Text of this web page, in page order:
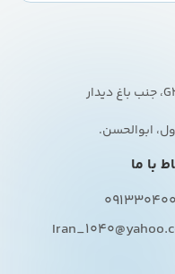
ابوالحسن.
با ما